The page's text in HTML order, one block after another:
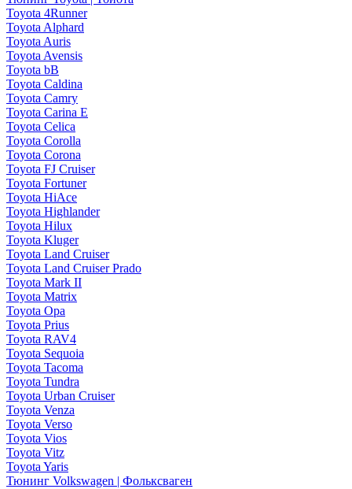
Toyota 4Runner
Toyota Alphard
Toyota Auris
Toyota Avensis
Toyota bB
Toyota Caldina
Toyota Camry
Toyota Carina E
Toyota Celica
Toyota Corolla
Toyota Corona
Toyota FJ Cruiser
Toyota Fortuner
Toyota HiAce
Toyota Highlander
Toyota Hilux
Toyota Kluger
Toyota Land Cruiser
Toyota Land Cruiser Prado
Toyota Mark II
Toyota Matrix
Toyota Opa
Toyota Prius
Toyota RAV4
Toyota Sequoia
Toyota Tacoma
Toyota Tundra
Toyota Urban Cruiser
Toyota Venza
Toyota Verso
Toyota Vios
Toyota Vitz
Toyota Yaris
Тюнинг Volkswagen | Фольксваген